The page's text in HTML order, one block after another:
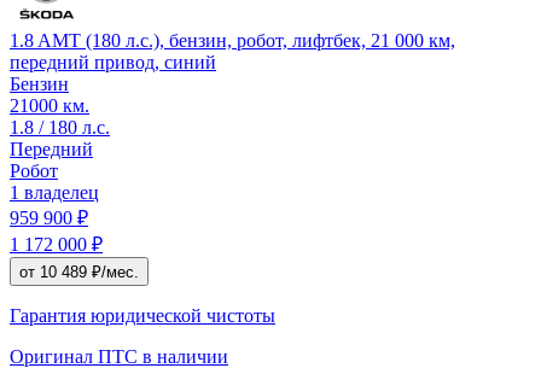
1.8 AMT (180 л.с.), бензин, робот, лифтбек, 21 000 км,
передний привод, синий
Бензин
21000 км.
1.8 / 180 л.с.
Передний
Робот
1 владелец
959 900 ₽
1 172 000 ₽
от 10 489 ₽/мес.
Гарантия юридической чистоты
Оригинал ПТС в наличии